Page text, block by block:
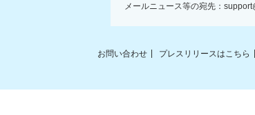
メールニュース等の宛先：
お問い合わせ プレスリリースはこちら